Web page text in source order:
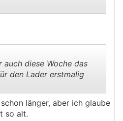
..
auch diese Woche das
den Lader erstmalig
länger, aber ich glaube
so alt.